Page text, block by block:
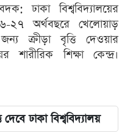
ঢাকা বিশ্ববিদ্যালয়ের
২৭ অর্থবছরে খেলোয়াড়
জন্য ক্রীড়া বৃত্তি দেওয়ার
শারীরিক শিক্ষা কেন্দ্র।
দেবে ঢাকা বিশ্ববিদ্যালয়